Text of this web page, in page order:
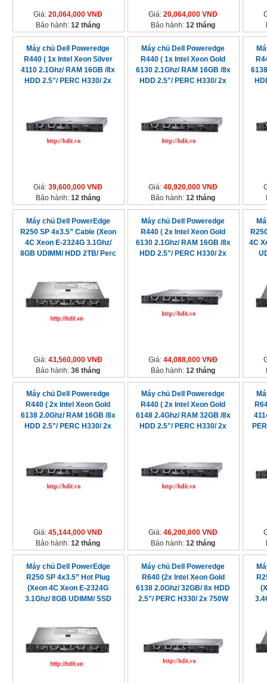
Giá:20,064,000 VNĐ
Bảo hành:12 tháng
Giá:20,064,000 VNĐ
Bảo hành:12 tháng
Máy chủ Dell Poweredge
R440 ( 1x Intel Xeon Silver
4110 2.1Ghz/ RAM 16GB /8x
HDD 2.5"/ PERC H330/ 2x
Giá:39,600,000 VNĐ
Bảo hành:12 tháng
Máy chủ Dell Poweredge
R440 ( 1x Intel Xeon Gold
6130 2.1Ghz/ RAM 16GB /8x
HDD 2.5"/ PERC H330/ 2x
Giá:40,920,000 VNĐ
Bảo hành:12 tháng
Máy chủ Dell PowerEdge
R250 SP 4x3.5” Cable (Xeon
4C Xeon E-2324G 3.1Ghz/
8GB UDIMM/ HDD 2TB/ Perc
Giá:43,560,000 VNĐ
Bảo hành:36 tháng
Máy chủ Dell Poweredge
R440 ( 2x Intel Xeon Gold
6130 2.1Ghz/ RAM 16GB /8x
HDD 2.5"/ PERC H330/ 2x
Giá:44,088,000 VNĐ
Bảo hành:12 tháng
4C
Máy chủ Dell Poweredge
R440 ( 2x Intel Xeon Gold
6138 2.0Ghz/ RAM 16GB /8x
HDD 2.5"/ PERC H330/ 2x
Giá:45,144,000 VNĐ
Bảo hành:12 tháng
Máy chủ Dell Poweredge
R440 ( 2x Intel Xeon Gold
6148 2.4Ghz/ RAM 32GB /8x
HDD 2.5"/ PERC H330/ 2x
Giá:46,200,000 VNĐ
Bảo hành:12 tháng
Máy chủ Dell PowerEdge
R250 SP 4x3.5” Hot Plug
(Xeon 4C Xeon E-2324G
3.1Ghz/ 8GB UDIMM/ SSD
Máy chủ Dell Poweredge
R640 (2x Intel Xeon Gold
6138 2.0Ghz/ 32GB/ 8x HDD
2.5"/ PERC H330/ 2x 750W